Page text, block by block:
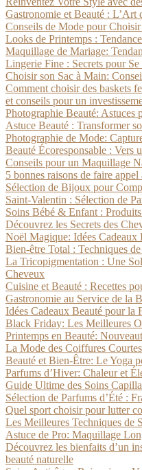
Gastronomie et Beauté : L’Art
Conseils de Mode pour Choisir
Looks de Printemps :
Maquillage de Mariage:
Lingerie Fine : Secrets pour
Choisir son Sac à Main:
Comment choisir des baskets
et conseils pour un
Photographie Beauté: Astuces
Astuce Beauté : Transformer
Photographie de Mode:
Beauté Écoresponsable : Vers
Conseils pour un Maquillage
5 bonnes raisons de faire
Sélection de Bijoux pour
Saint-Valentin : Sélection de
Soins Bébé & Enfant :
Découvrez les Secrets des
Noël Magique: Idées Cadeaux
Bien-être Total : Techniques
La Tricopigmentation : Une
Cheveux
Cuisine et Beauté : Recettes
Gastronomie au Service de la
Idées Cadeaux Beauté pour la
Black Friday: Les Meilleures
Printemps en Beauté:
La Mode des Coiffures
Beauté et Bien-Être: Le Yoga
Parfums d’Hiver: Chaleur et
Guide Ultime des Soins
Sélection de Parfums d’Été :
Quel sport choisir pour lutter
Les Meilleures Techniques de
Astuce de Pro: Maquillage
Découvrez les bienfaits d’un
beauté naturelle